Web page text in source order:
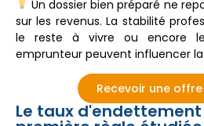
Un dossier bien préparé ne
sur les revenus. La stabilité
le reste à vivre ou encore le
emprunteur peuvent influencer
Recevoir une
Le taux